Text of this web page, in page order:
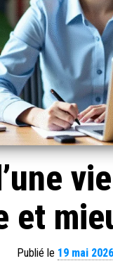
et
Publié le 19 mai 2026